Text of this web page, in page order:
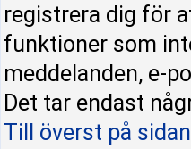
registrera dig för
funktioner som
meddelanden, e-
Det tar endast
Till överst på sidan